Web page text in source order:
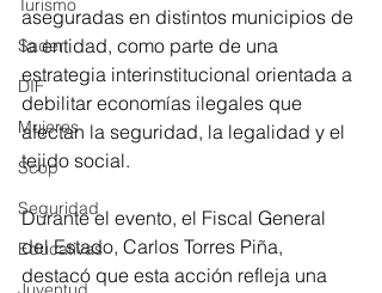
Turismo
Sader
DIF
Mujeres
Scop
Seguridad
Educativas
aseguradas en distintos municipios de
la entidad, como parte de una
estrategia interinstitucional orientada a
debilitar economías ilegales que
afectan la seguridad, la legalidad y el
tejido social.
Durante el evento, el Fiscal General
del Estado, Carlos Torres Piña,
destacó que esta acción refleja una